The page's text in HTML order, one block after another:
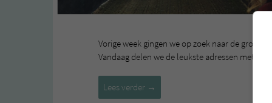
Vorige week gingen we op zoek naar de
Vandaag delen we de leukste adressen met jullie!
Lees verder Groene
hotspots
→